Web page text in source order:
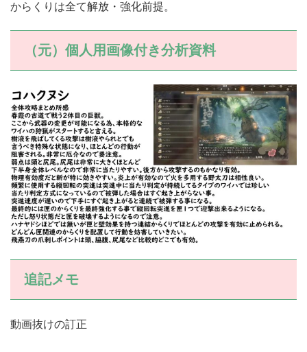
からくりは全て解放・強化前提。
（元）個人用画像付き分析資料
追記メモ
動画抜けの訂正